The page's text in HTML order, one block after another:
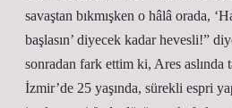
savaştan bıkmışken o hâlâ orada,
başlasın’ diyecek kadar hevesli!”
sonradan fark ettim ki, Ares
İzmir’de 25 yaşında, sürekli espri